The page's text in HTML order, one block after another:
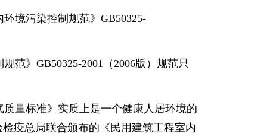
境污染控制规范》GB50325-
》GB50325-2001（2006版）规范只
量标准》实质上是一个健康人居环境的
疫总局联合颁布的《民用建筑工程室内